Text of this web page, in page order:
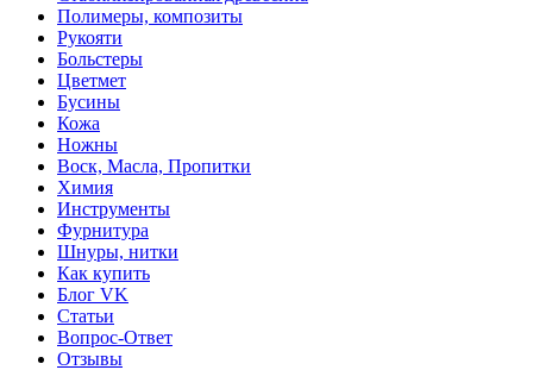
Полимеры, композиты
Рукояти
Больстеры
Цветмет
Бусины
Кожа
Ножны
Воск, Масла, Пропитки
Химия
Инструменты
Фурнитура
Шнуры, нитки
Как купить
Блог VK
Статьи
Вопрос-Ответ
Отзывы